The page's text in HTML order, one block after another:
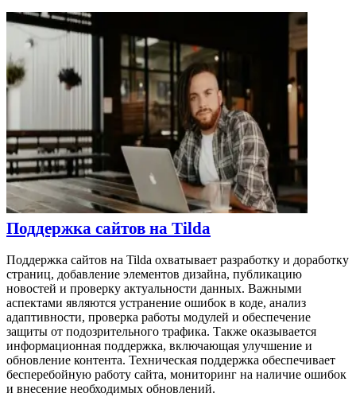
Поддержка сайтов на Tilda
Поддержка сайтов на Tilda охватывает разработку и доработку
страниц, добавление элементов дизайна, публикацию
новостей и проверку актуальности данных. Важными
аспектами являются устранение ошибок в коде, анализ
адаптивности, проверка работы модулей и обеспечение
защиты от подозрительного трафика. Также оказывается
информационная поддержка, включающая улучшение и
обновление контента. Техническая поддержка обеспечивает
бесперебойную работу сайта, мониторинг на наличие ошибок
и внесение необходимых обновлений.